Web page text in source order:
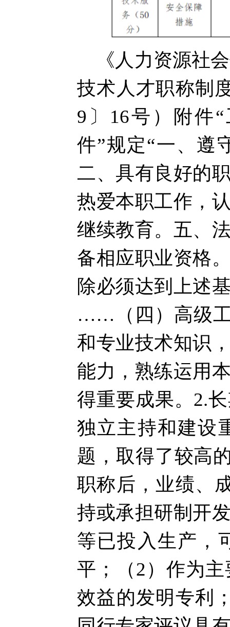
《人力资源社
技术人才职称制
9〕16号）附件
件”规定“一、遵
二、具有良好的
热爱本职工作，
继续教育。五、
备相应职业资格
除必须达到上述
……（四）高级工
和专业技术知识
能力，熟练运用
得重要成果。2.
独立主持和建设
题，取得了较高
职称后，业绩、
持或承担研制开
等已投入生产，
平；（2）作为
效益的发明专利